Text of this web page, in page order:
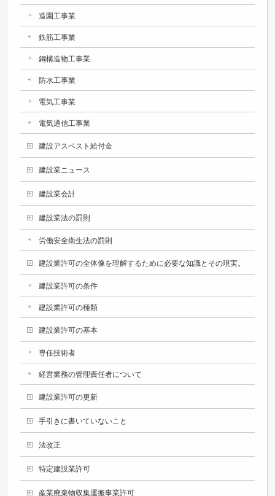
造園工事業
鉄筋工事業
鋼構造物工事業
防水工事業
電気工事業
電気通信工事業
建設アスベスト給付金
建設業ニュース
建設業会計
建設業法の罰則
労働安全衛生法の罰則
建設業許可の全体像を理解するために必要な知識とその現実。
建設業許可の条件
建設業許可の種類
建設業許可の基本
専任技術者
経営業務の管理責任者について
建設業許可の更新
手引きに書いていないこと
法改正
特定建設業許可
産業廃棄物収集運搬事業許可